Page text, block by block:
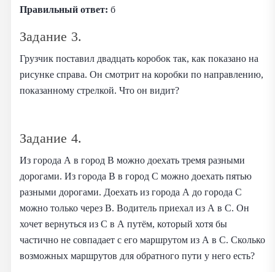
Правильный ответ: б
Задание 3.
Грузчик поставил двадцать коробок так, как показано на
рисунке справа. Он смотрит на коробки по направлению,
показанному стрелкой. Что он видит?
Задание 4.
Из города А в город В можно доехать тремя разными
дорогами. Из города В в город С можно доехать пятью
разными дорогами. Доехать из города А до города С
можно только через В. Водитель приехал из А в С. Он
хочет вернуться из С в А путём, который хотя бы
частично не совпадает с его маршрутом из А в С. Сколько
возможных маршрутов для обратного пути у него есть?